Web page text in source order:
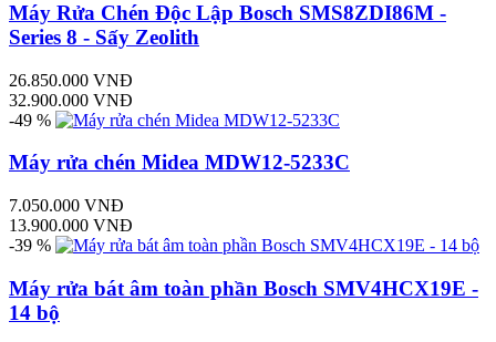
Máy Rửa Chén Độc Lập Bosch SMS8ZDI86M -
Series 8 - Sấy Zeolith
26.850.000 VNĐ
32.900.000 VNĐ
-49 %
Máy rửa chén Midea MDW12-5233C
7.050.000 VNĐ
13.900.000 VNĐ
-39 %
Máy rửa bát âm toàn phần Bosch SMV4HCX19E -
14 bộ